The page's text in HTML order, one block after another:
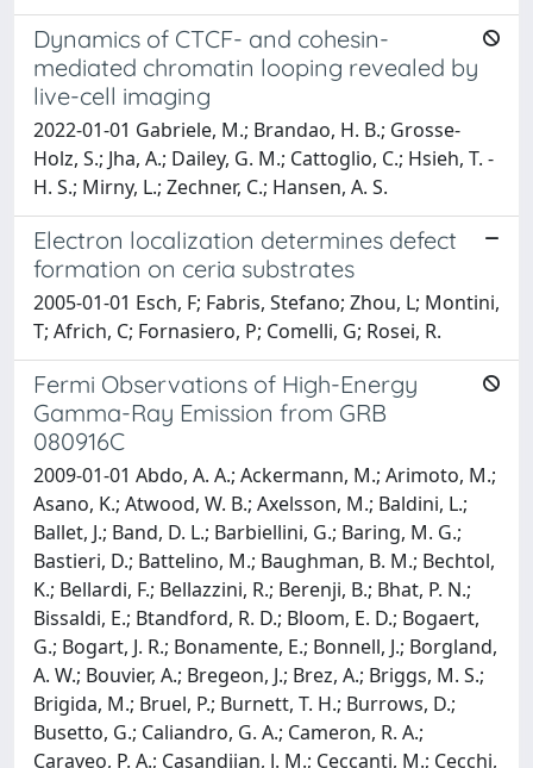
Dynamics of CTCF- and cohesin-
mediated chromatin looping revealed by
live-cell imaging
2022-01-01 Gabriele, M.; Brandao, H. B.; Grosse-
Holz, S.; Jha, A.; Dailey, G. M.; Cattoglio, C.; Hsieh, T. -
H. S.; Mirny, L.; Zechner, C.; Hansen, A. S.
Electron localization determines defect
formation on ceria substrates
2005-01-01 Esch, F; Fabris, Stefano; Zhou, L; Montini,
T; Africh, C; Fornasiero, P; Comelli, G; Rosei, R.
Fermi Observations of High-Energy
Gamma-Ray Emission from GRB
080916C
2009-01-01 Abdo, A. A.; Ackermann, M.; Arimoto, M.;
Asano, K.; Atwood, W. B.; Axelsson, M.; Baldini, L.;
Ballet, J.; Band, D. L.; Barbiellini, G.; Baring, M. G.;
Bastieri, D.; Battelino, M.; Baughman, B. M.; Bechtol,
K.; Bellardi, F.; Bellazzini, R.; Berenji, B.; Bhat, P. N.;
Bissaldi, E.; Btandford, R. D.; Bloom, E. D.; Bogaert,
G.; Bogart, J. R.; Bonamente, E.; Bonnell, J.; Borgland,
A. W.; Bouvier, A.; Bregeon, J.; Brez, A.; Briggs, M. S.;
Brigida, M.; Bruel, P.; Burnett, T. H.; Burrows, D.;
Busetto, G.; Caliandro, G. A.; Cameron, R. A.;
Caraveo, P. A.; Casandjian, J. M.; Ceccanti, M.; Cecchi,